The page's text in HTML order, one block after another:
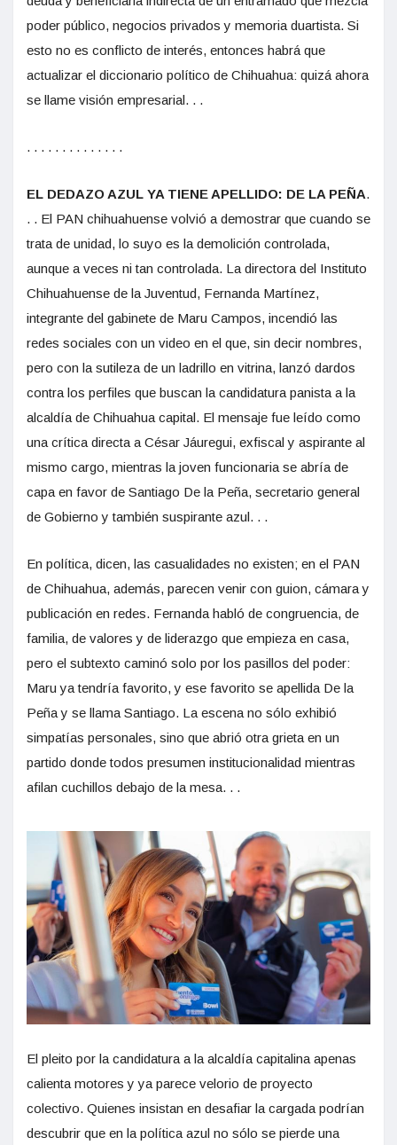
poder público, negocios privados y memoria duartista. Si
esto no es conflicto de interés, entonces habrá que
actualizar el diccionario político de Chihuahua: quizá ahora
se llame visión empresarial. . .
. . . . . . . . . . . . . .
EL DEDAZO AZUL YA TIENE APELLIDO: DE LA PEÑA.
. . El PAN chihuahuense volvió a demostrar que cuando se
trata de unidad, lo suyo es la demolición controlada,
aunque a veces ni tan controlada. La directora del Instituto
Chihuahuense de la Juventud, Fernanda Martínez,
integrante del gabinete de Maru Campos, incendió las
redes sociales con un video en el que, sin decir nombres,
pero con la sutileza de un ladrillo en vitrina, lanzó dardos
contra los perfiles que buscan la candidatura panista a la
alcaldía de Chihuahua capital. El mensaje fue leído como
una crítica directa a César Jáuregui, exfiscal y aspirante al
mismo cargo, mientras la joven funcionaria se abría de
capa en favor de Santiago De la Peña, secretario general
de Gobierno y también suspirante azul. . .
En política, dicen, las casualidades no existen; en el PAN
de Chihuahua, además, parecen venir con guion, cámara y
publicación en redes. Fernanda habló de congruencia, de
familia, de valores y de liderazgo que empieza en casa,
pero el subtexto caminó solo por los pasillos del poder:
Maru ya tendría favorito, y ese favorito se apellida De la
Peña y se llama Santiago. La escena no sólo exhibió
simpatías personales, sino que abrió otra grieta en un
partido donde todos presumen institucionalidad mientras
afilan cuchillos debajo de la mesa. . .
El pleito por la candidatura a la alcaldía capitalina apenas
calienta motores y ya parece velorio de proyecto
colectivo. Quienes insistan en desafiar la cargada podrían
descubrir que en la política azul no sólo se pierde una